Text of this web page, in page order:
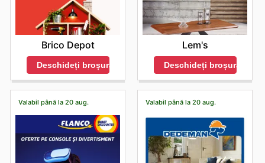
Brico Depot
Deschideți broșura
Lem's
Deschideți broșura
Valabil până la 20 aug. Valabil până la 20 aug.